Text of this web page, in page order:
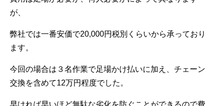
が、
弊社では一番安価で20,000円税別くらいから承っており
ます。
今回の場合は３名作業で足場かけ払いに加え、チェーン
交換を含めて12万円程度でした。